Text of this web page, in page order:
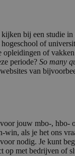
bij een studie in
of
opleidingen of
periode? So many
van
jouw mbo-,
win, als je het ons
nodig. Je kunt
op met bedrijven of